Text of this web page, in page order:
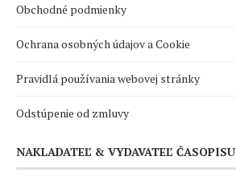
Obchodné podmienky
Ochrana osobných údajov a Cookie
Pravidlá používania webovej stránky
Odstúpenie od zmluvy
NAKLADATEĽ & VYDAVATEĽ ČASOPISU